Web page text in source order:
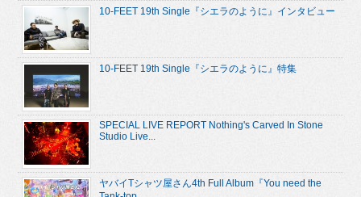
10-FEET 19th Single『シエラのように』インタビュー
10-FEET 19th Single『シエラのように』特集
SPECIAL LIVE REPORT Nothing's Carved In Stone
Studio Live...
ヤバイTシャツ屋さん4th Full Album『You need the